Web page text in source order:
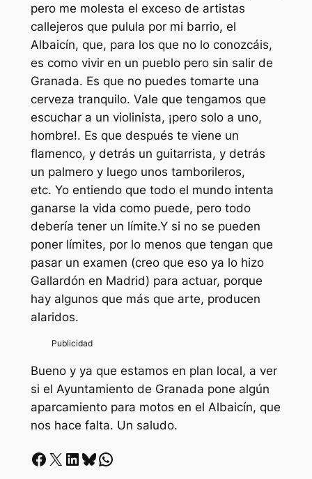
pero me molesta el exceso de artistas
callejeros que pulula por mi barrio, el
Albaicín, que, para los que no lo conozcáis,
es como vivir en un pueblo pero sin salir de
Granada. Es que no puedes tomarte una
cerveza tranquilo. Vale que tengamos que
escuchar a un violinista, ¡pero solo a uno,
hombre!. Es que después te viene un
flamenco, y detrás un guitarrista, y detrás
un palmero y luego unos tamborileros,
etc. Yo entiendo que todo el mundo intenta
ganarse la vida como puede, pero todo
debería tener un límite.Y si no se pueden
poner límites, por lo menos que tengan que
pasar un examen (creo que eso ya lo hizo
Gallardón en Madrid) para actuar, porque
hay algunos que más que arte, producen
alaridos.
Bueno y ya que estamos en plan local, a ver
si el Ayuntamiento de Granada pone algún
aparcamiento para motos en el Albaicín, que
nos hace falta. Un saludo.
Facebook X LinkedIn Bluesky Whatsapp